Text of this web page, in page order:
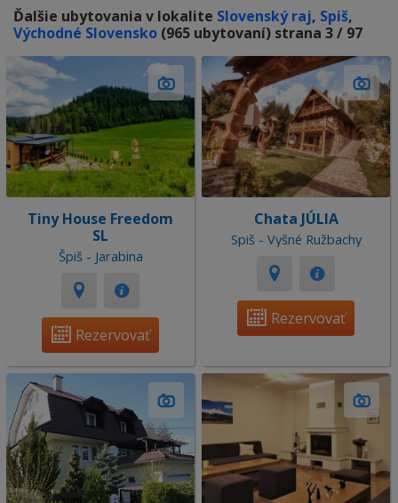
Ďalšie ubytovania v lokalite Slovenský raj, Spiš,
Východné Slovensko (965 ubytovaní) strana 3 / 97
Tiny House Freedom
SL
Špiš - Jarabina
Rezervovať
Chata JÚLIA
Spiš - Vyšné Ružbachy
Rezervovať